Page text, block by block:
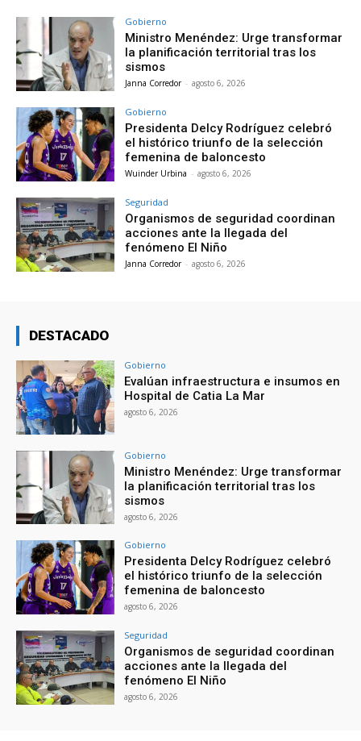
Gobierno
Ministro Menéndez: Urge transformar
la planificación territorial tras los
sismos
Janna Corredor - agosto 6, 2026
Gobierno
Presidenta Delcy Rodríguez celebró
el histórico triunfo de la selección
femenina de baloncesto
Wuinder Urbina - agosto 6, 2026
Seguridad
Organismos de seguridad coordinan
acciones ante la llegada del
fenómeno El Niño
Janna Corredor - agosto 6, 2026
DESTACADO
Gobierno
Evalúan infraestructura e insumos en
Hospital de Catia La Mar
agosto 6, 2026
Gobierno
Ministro Menéndez: Urge transformar
la planificación territorial tras los
sismos
agosto 6, 2026
Gobierno
Presidenta Delcy Rodríguez celebró
el histórico triunfo de la selección
femenina de baloncesto
agosto 6, 2026
Seguridad
Organismos de seguridad coordinan
acciones ante la llegada del
fenómeno El Niño
agosto 6, 2026